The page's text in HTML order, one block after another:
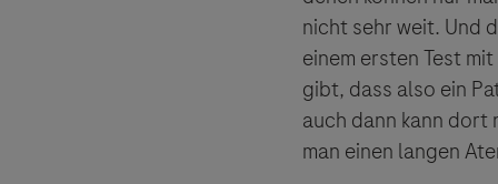
nicht sehr weit. Und
einem ersten Test
gibt, dass also ein
auch dann kann dort
man einen langen
und